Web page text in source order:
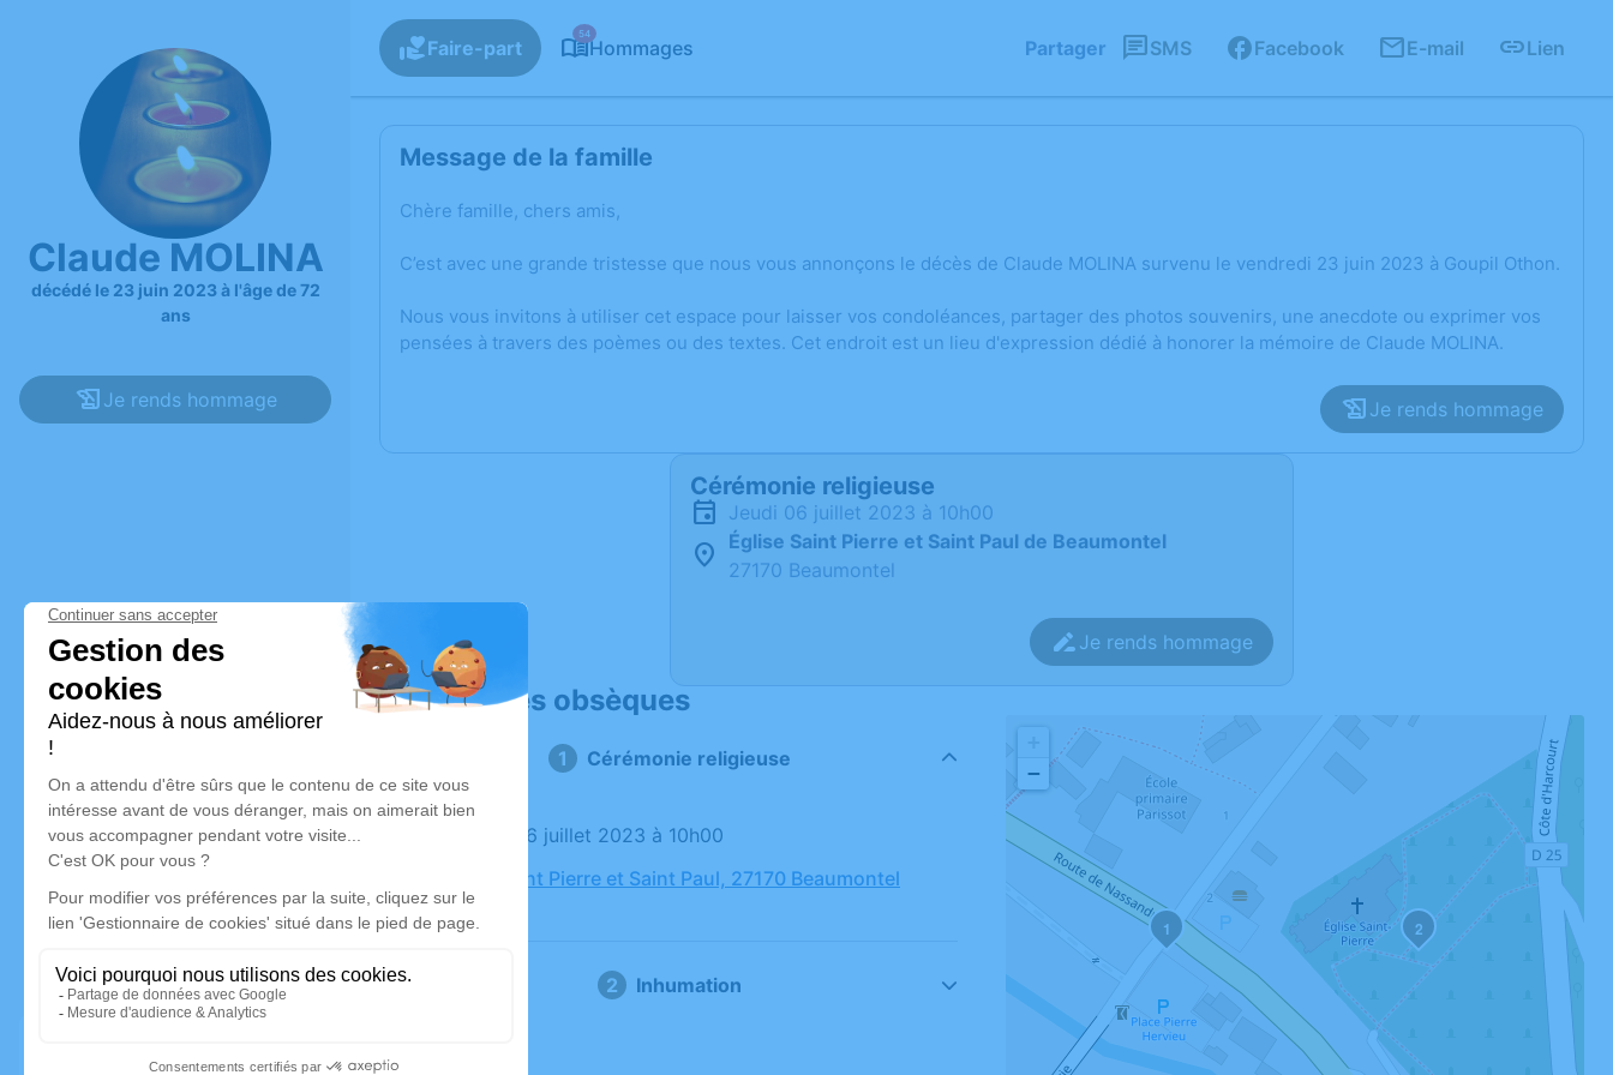
Claude MOLINA
décédé le 23 juin 2023 à l'âge de 72
ans
Je rends hommage
Faire-part
54
Hommages Partager SMS Facebook E-mail Lien
Message de la famille
Chère famille, chers amis,
C’est avec une grande tristesse que nous vous annonçons le décès de Claude MOLINA survenu le vendredi 23 juin 2023 à Goupil Othon.
Nous vous invitons à utiliser cet espace pour laisser vos condoléances, partager des photos souvenirs, une anecdote ou exprimer vos
pensées à travers des poèmes ou des textes. Cet endroit est un lieu d'expression dédié à honorer la mémoire de Claude MOLINA.
Je rends hommage
Cérémonie religieuse
jeudi 06 juillet 2023 à 10h00
Église Saint Pierre et Saint Paul de Beaumontel
27170 Beaumontel
Je rends hommage
Déroulé des obsèques
1 Cérémonie religieuse
Le jeudi 06 juillet 2023 à 10h00
Église Saint Pierre et Saint Paul, 27170 Beaumontel
2 Inhumation
1 2
−